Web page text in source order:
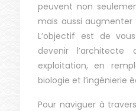
peuvent non
mais aussi
L’objectif est de
devenir
exploitation, en
biologie et l’ingénierie
Pour naviguer à